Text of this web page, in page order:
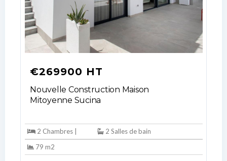
€269900 HT
Nouvelle Construction Maison
Mitoyenne Sucina
2 Chambres |
2 Salles de bain
79 m2